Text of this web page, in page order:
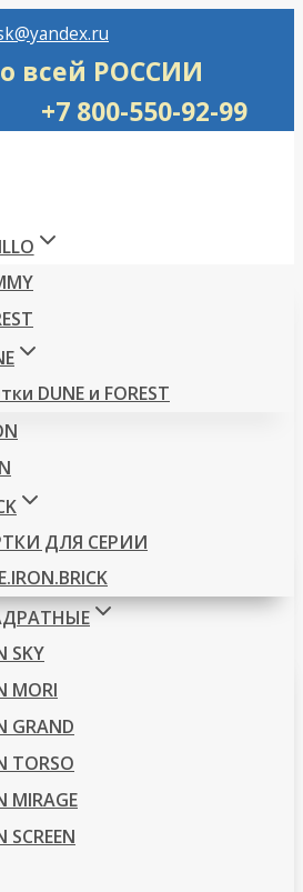
по всей РОССИИ
+7 800-550-92-99
DUNE и FOREST
ДЛЯ СЕРИИ
SKY
MORI
GRAND
TORSO
MIRAGE
SCREEN